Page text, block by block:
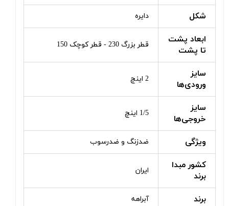
شکل دایره
ابعاد پشت
تا پشت
قطر بزرگ 230 - قطر کوچک 150
سایز
ورودی‌ها
2 اینچ
سایز
خروجی‌ها
1/5 اینچ
ویژگی ضدزنگ و ضدرسوب
کشور مبدا
برند
ایران
برند آبراهه